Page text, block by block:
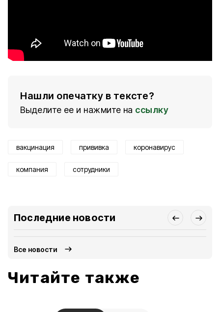
Нашли опечатку в тексте?
Выделите ее и нажмите на ссылку
вакцинация прививка коронавирус
компания сотрудники
Последние новости
Все новости
Читайте также